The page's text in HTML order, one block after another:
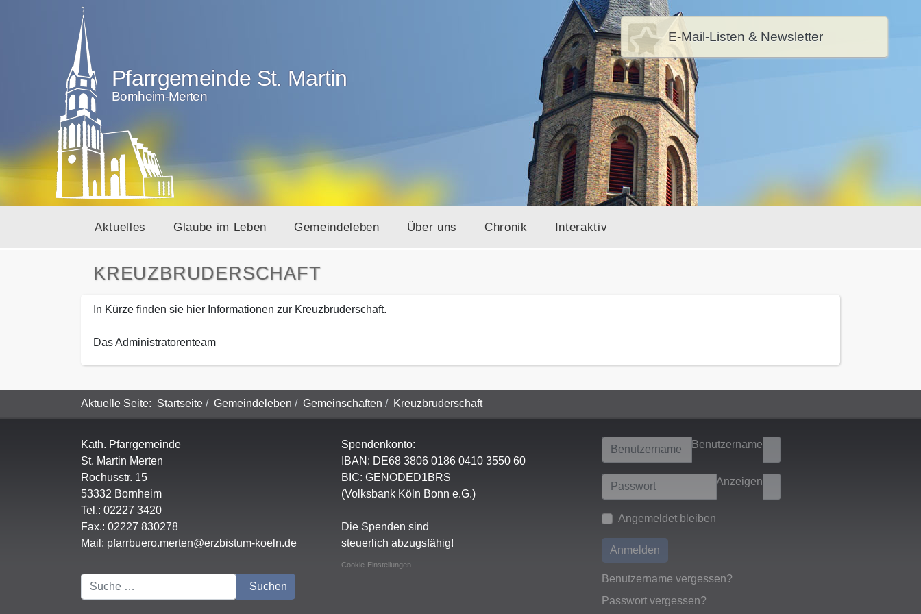
Pfarrgemeinde St. Martin
Bornheim-Merten
E-Mail-Listen & Newsletter
Aktuelles Glaube im Leben Gemeindeleben Über uns Chronik Interaktiv
KREUZBRUDERSCHAFT
In Kürze finden sie hier Informationen zur Kreuzbruderschaft.
Das Administratorenteam
Aktuelle Seite: Startseite Gemeindeleben Gemeinschaften Kreuzbruderschaft
Kath. Pfarrgemeinde
St. Martin Merten
Rochusstr. 15
53332 Bornheim
Tel.: 02227 3420
Fax.: 02227 830278
Mail: pfarrbuero.merten@erzbistum-koeln.de
Suchen Suchen
Spendenkonto:
IBAN: DE68 3806 0186 0410 3550 60
BIC: GENODED1BRS
(Volksbank Köln Bonn e.G.)
Die Spenden sind
steuerlich abzugsfähig!
Cookie-Einstellungen
Benutzername
Anzeigen
Angemeldet bleiben
Anmelden
Benutzername vergessen?
Passwort vergessen?